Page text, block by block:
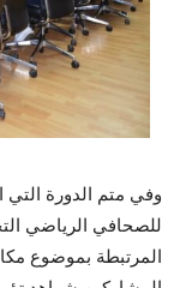
وفي متم الدورة
للصحافي الرياضي
المرتبطة بموضوع